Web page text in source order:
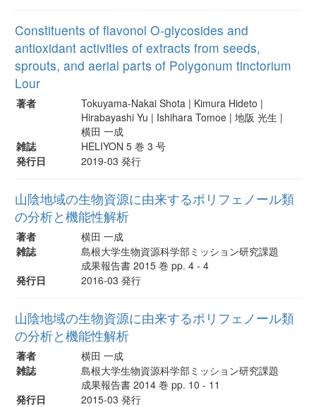
Constituents of flavonol O-glycosides and
antioxidant activities of extracts from seeds,
sprouts, and aerial parts of Polygonum tinctorium
Lour
著者
Tokuyama-Nakai Shota | Kimura Hideto |
Hirabayashi Yu | Ishihara Tomoe | 地阪 光生 |
横田 一成
雑誌
HELIYON 5 巻 3 号
発行日
2019-03 発行
山陰地域の生物資源に由来するポリフェノール類
の分析と機能性解析
著者
横田 一成
雑誌
島根大学生物資源科学部ミッション研究課題
成果報告書 2015 巻 pp. 4 - 4
発行日
2016-03 発行
山陰地域の生物資源に由来するポリフェノール類
の分析と機能性解析
著者
横田 一成
雑誌
島根大学生物資源科学部ミッション研究課題
成果報告書 2014 巻 pp. 10 - 11
発行日
2015-03 発行